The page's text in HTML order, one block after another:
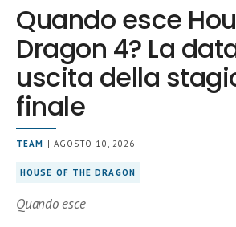
Quando esce
Dragon 4? La
uscita della
finale
TEAM | AGOSTO 10, 2026
HOUSE OF THE DRAGON
Quando esce